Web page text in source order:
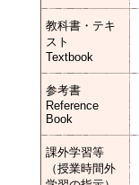
教科書・テキ
スト
Textbook
参考書
Reference
Book
課外学習等
（授業時間外